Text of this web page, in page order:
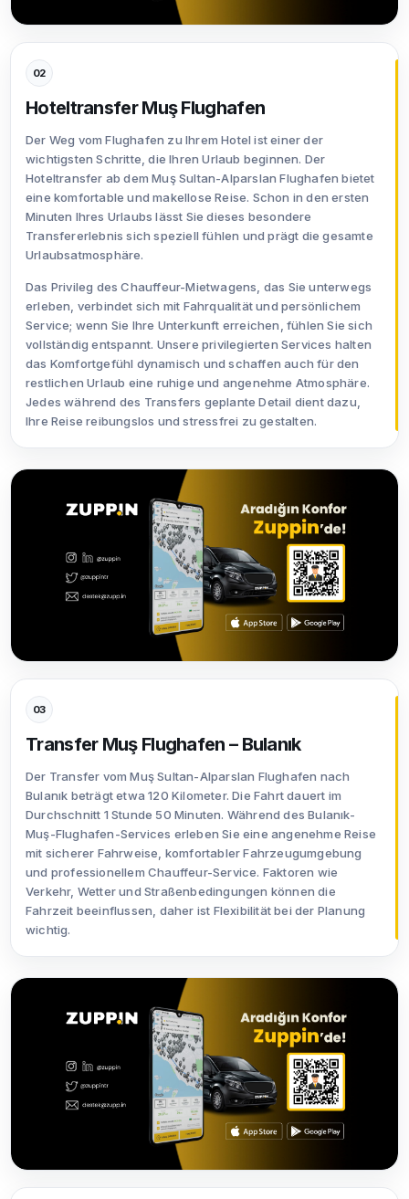
02
Hoteltransfer Muş Flughafen
Der Weg vom Flughafen zu Ihrem Hotel ist einer der
wichtigsten Schritte, die Ihren Urlaub beginnen. Der
Hoteltransfer ab dem Muş Sultan-Alparslan Flughafen bietet
eine komfortable und makellose Reise. Schon in den ersten
Minuten Ihres Urlaubs lässt Sie dieses besondere
Transfererlebnis sich speziell fühlen und prägt die gesamte
Urlaubsatmosphäre.
Das Privileg des Chauffeur-Mietwagens, das Sie unterwegs
erleben, verbindet sich mit Fahrqualität und persönlichem
Service; wenn Sie Ihre Unterkunft erreichen, fühlen Sie sich
vollständig entspannt. Unsere privilegierten Services halten
das Komfortgefühl dynamisch und schaffen auch für den
restlichen Urlaub eine ruhige und angenehme Atmosphäre.
Jedes während des Transfers geplante Detail dient dazu,
Ihre Reise reibungslos und stressfrei zu gestalten.
03
Transfer Muş Flughafen – Bulanık
Der Transfer vom Muş Sultan-Alparslan Flughafen nach
Bulanık beträgt etwa 120 Kilometer. Die Fahrt dauert im
Durchschnitt 1 Stunde 50 Minuten. Während des Bulanık-
Muş-Flughafen-Services erleben Sie eine angenehme Reise
mit sicherer Fahrweise, komfortabler Fahrzeugumgebung
und professionellem Chauffeur-Service. Faktoren wie
Verkehr, Wetter und Straßenbedingungen können die
Fahrzeit beeinflussen, daher ist Flexibilität bei der Planung
wichtig.